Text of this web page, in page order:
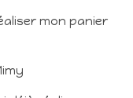
mon panier